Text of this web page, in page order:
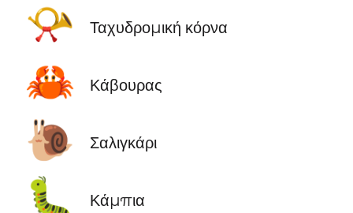
📯 Ταχυδρομική κόρνα
🦀 Κάβουρας
🐌 Σαλιγκάρι
🐛 Κάμπια